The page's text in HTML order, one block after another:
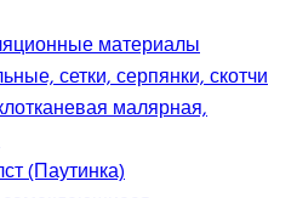
материалы
сетки, серпянки, скотчи
малярная,
(Паутинка)